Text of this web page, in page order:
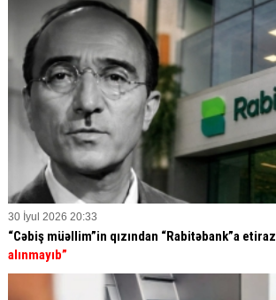
30 İyul 2026 20:33
“Cəbiş müəllim”in qızından “Rabitəbank”a etiraz
alınmayıb”